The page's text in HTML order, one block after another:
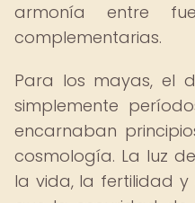
armonía entre
complementarias.
Para los mayas, el
simplemente
encarnaban
cosmología. La luz
la vida, la fertilidad y